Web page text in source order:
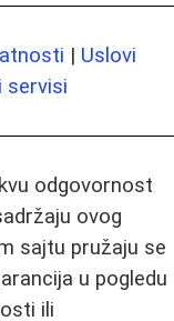
| Uslovi
servisi
odgovornost
ovog
sajtu pružaju se
u pogledu
ili